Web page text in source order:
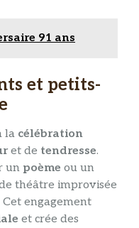
91 ans
et petits-
la célébration
et de tendresse.
un poème ou un
théâtre improvisée
engagement
et crée des